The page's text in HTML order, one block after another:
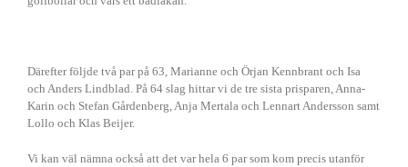
Därefter följde två par på 63, Marianne och Örjan Kennbrant och Isa
och Anders Lindblad. På 64 slag hittar vi de tre sista prisparen, Anna-
Karin och Stefan Gårdenberg, Anja Mertala och Lennart Andersson samt
Lollo och Klas Beijer.
Vi kan väl nämna också att det var hela 6 par som kom precis utanför